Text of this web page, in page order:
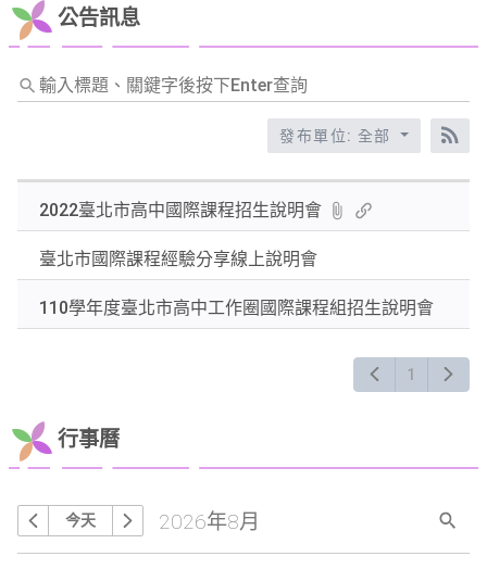
公告訊息
輸
入
關
字
發布單位: 全部
2022臺北市高中國際課程招生說明會
臺北市國際課程經驗分享線上說明會
110學年度臺北市高中工作圈國際課程組招生說明會
1
行事曆
今天
2026年8月